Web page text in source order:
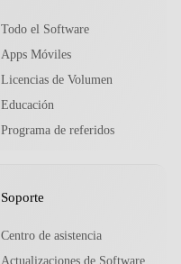
Todo el Software
Apps Móviles
Licencias de Volumen
Educación
Programa de referidos
Soporte
Centro de asistencia
Actualizaciones de Software